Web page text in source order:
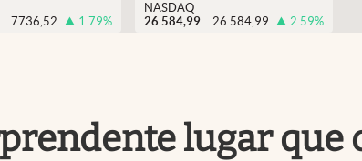
7736,52 1.79%
NASDAQ
26.584,99
26.584,99 2.59%
lugar que